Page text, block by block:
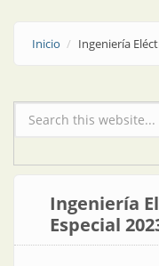
Inicio Ingeniería
Formulario de
Ingeniería
Especial